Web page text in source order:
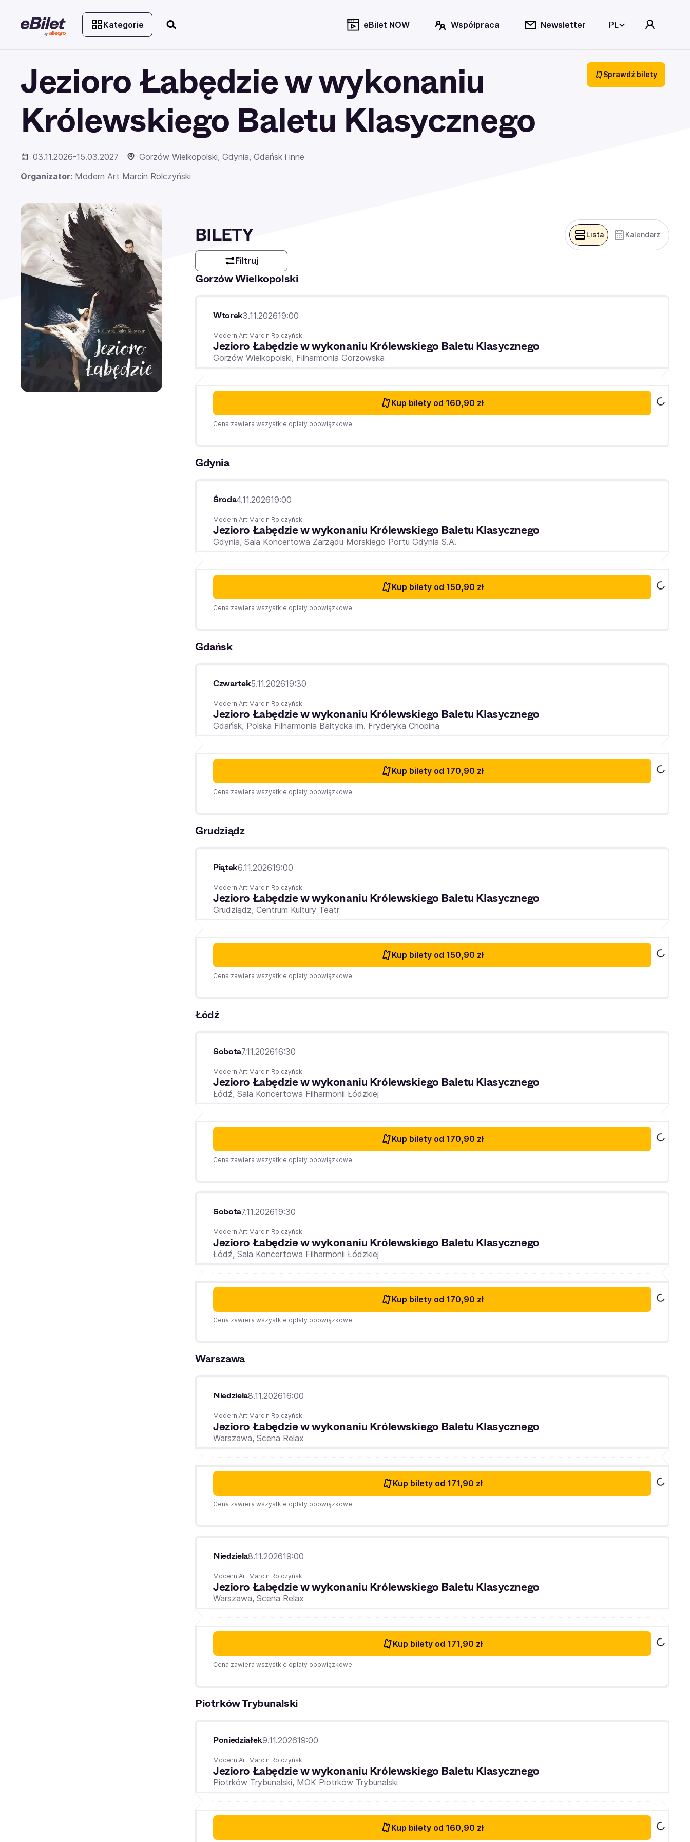
Kategorie eBilet NOW Współpraca Newsletter PL
Jezioro Łabędzie w wykonaniu
Królewskiego Baletu Klasycznego
03.11.2026-15.03.2027
Gorzów Wielkopolski, Gdynia, Gdańsk i inne
Organizator: Modern Art Marcin Rolczyński
Sprawdź bilety
BILETY Lista Kalendarz
Filtruj
Gorzów Wielkopolski
Wtorek3.11.202619:00
Modern Art Marcin Rolczyński
Jezioro Łabędzie w wykonaniu Królewskiego Baletu Klasycznego
Gorzów Wielkopolski, Filharmonia Gorzowska
Kup bilety od 160,90 zł
Cena zawiera wszystkie opłaty obowiązkowe.
Gdynia
Środa4.11.202619:00
Modern Art Marcin Rolczyński
Jezioro Łabędzie w wykonaniu Królewskiego Baletu Klasycznego
Gdynia, Sala Koncertowa Zarządu Morskiego Portu Gdynia S.A.
Kup bilety od 150,90 zł
Cena zawiera wszystkie opłaty obowiązkowe.
Gdańsk
Czwartek5.11.202619:30
Modern Art Marcin Rolczyński
Jezioro Łabędzie w wykonaniu Królewskiego Baletu Klasycznego
Gdańsk, Polska Filharmonia Bałtycka im. Fryderyka Chopina
Kup bilety od 170,90 zł
Cena zawiera wszystkie opłaty obowiązkowe.
Grudziądz
Piątek6.11.202619:00
Modern Art Marcin Rolczyński
Jezioro Łabędzie w wykonaniu Królewskiego Baletu Klasycznego
Grudziądz, Centrum Kultury Teatr
Kup bilety od 150,90 zł
Cena zawiera wszystkie opłaty obowiązkowe.
Łódź
Sobota7.11.202616:30
Modern Art Marcin Rolczyński
Jezioro Łabędzie w wykonaniu Królewskiego Baletu Klasycznego
Łódź, Sala Koncertowa Filharmonii Łódzkiej
Kup bilety od 170,90 zł
Cena zawiera wszystkie opłaty obowiązkowe.
Sobota7.11.202619:30
Modern Art Marcin Rolczyński
Jezioro Łabędzie w wykonaniu Królewskiego Baletu Klasycznego
Łódź, Sala Koncertowa Filharmonii Łódzkiej
Kup bilety od 170,90 zł
Cena zawiera wszystkie opłaty obowiązkowe.
Warszawa
Niedziela8.11.202616:00
Modern Art Marcin Rolczyński
Jezioro Łabędzie w wykonaniu Królewskiego Baletu Klasycznego
Warszawa, Scena Relax
Kup bilety od 171,90 zł
Cena zawiera wszystkie opłaty obowiązkowe.
Niedziela8.11.202619:00
Modern Art Marcin Rolczyński
Jezioro Łabędzie w wykonaniu Królewskiego Baletu Klasycznego
Warszawa, Scena Relax
Kup bilety od 171,90 zł
Cena zawiera wszystkie opłaty obowiązkowe.
Piotrków Trybunalski
Poniedziałek9.11.202619:00
Modern Art Marcin Rolczyński
Jezioro Łabędzie w wykonaniu Królewskiego Baletu Klasycznego
Piotrków Trybunalski, MOK Piotrków Trybunalski
Kup bilety od 160,90 zł